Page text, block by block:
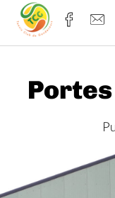
Portes